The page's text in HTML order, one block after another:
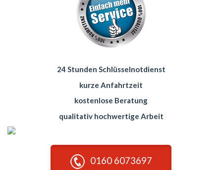
24 Stunden Schlüsselnotdienst
kurze Anfahrtzeit
kostenlose Beratung
qualitativ hochwertige Arbeit
0160 6073697